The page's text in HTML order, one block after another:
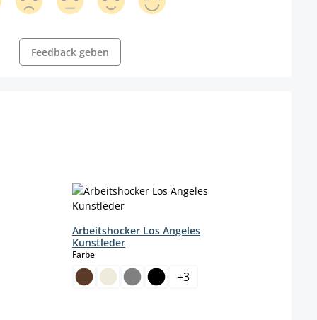
Feedback geben
nicht verfügbar.)
Arbeitshocker Los Angeles
Kunstleder
Farbeauswählen
+3